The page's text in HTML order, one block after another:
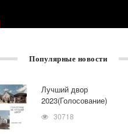
Популярные новости
Лучший двор
2023(Голосование)
30718